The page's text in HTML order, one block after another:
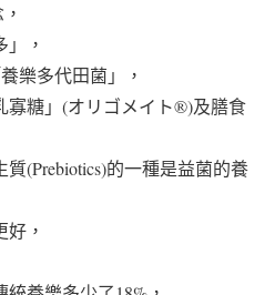
，
樂多代田菌」，
寡糖」(オリゴメイト®)及膳食
(Prebiotics)的一種是益菌的養
，